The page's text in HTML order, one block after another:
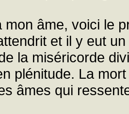
mon âme, voici le
et il y eut
la miséricorde
plénitude. La
âmes qui